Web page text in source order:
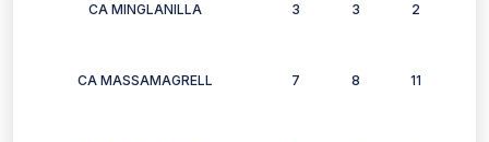
CA MINGLANILLA 3 3 2
CA MASSAMAGRELL 7 8 11